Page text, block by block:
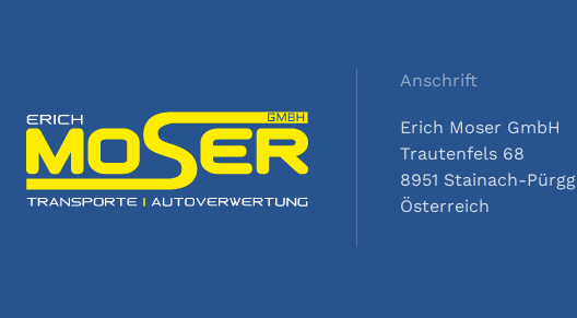
Anschrift
Erich Moser GmbH
Trautenfels 68
8951 Stainach-Pürgg
Österreich